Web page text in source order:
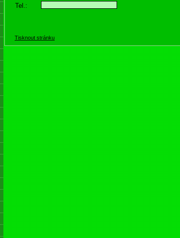
Tel.:
Tisknout stránku